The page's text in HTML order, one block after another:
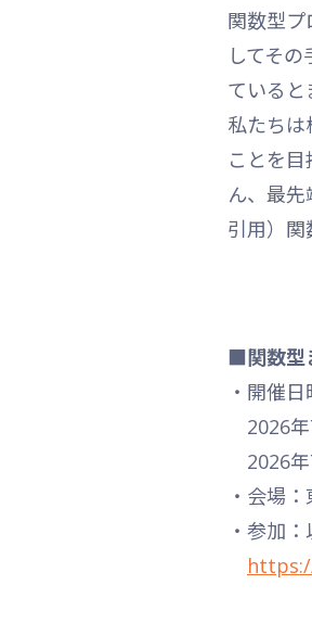
関数型
してそ
ていると
私たち
ことを
ん、最
引用）関
■関数型
・開催日
2026年
2026年
・会場
・参加